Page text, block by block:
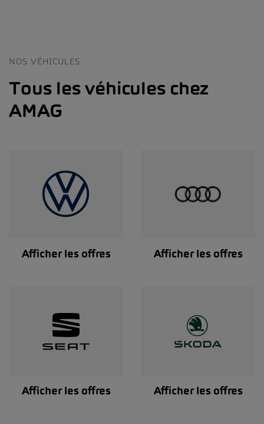
NOS VÉHICULES
Tous les véhicules chez
AMAG
Afficher les offres Afficher les offres
Afficher les offres Afficher les offres